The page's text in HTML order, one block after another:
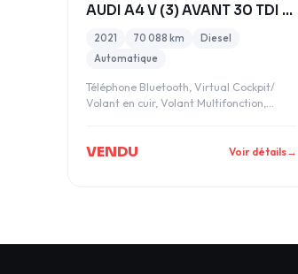
AUDI A4 V (3) AVANT 30 TDI BUSINESS LINE S TRONIC
2021 70 088 km
Diesel
Automatique
Téléphone Bluetooth, Virtual Cockpit/
Volant en cuir, Volant Multifonction,
VENDU Voir détails→